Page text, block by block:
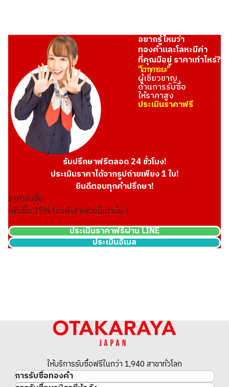
อยากรู้ไหมว่า
ทองคำและโลหะมีค่า
ที่คุณมีอยู่ ราคาเท่าไหร่?
"โอทาคาระยะ"
ผู้เชี่ยวชาญ
ด้านการรับซื้อ
ให้ราคาสูง
ประเมินราคาฟรี
รับปรึกษาฟรีตลอด 24 ชั่วโมง!
ประเมินราคาได้จากรูปถ่ายเพียง 1 ใบ!
ยินดีตอบทุกคำปรึกษา!
ราคารับซื้อ
เพิ่มขึ้น35% โปรพิเศษช่วงนี้เท่านั้น !
ประเมินราคาฟรีผ่าน LINE
ประเมินอีเมล
ให้บริการรับซื้อฟรีในกว่า 1,940 สาขาทั่วโลก
การรับซื้อทองคำ